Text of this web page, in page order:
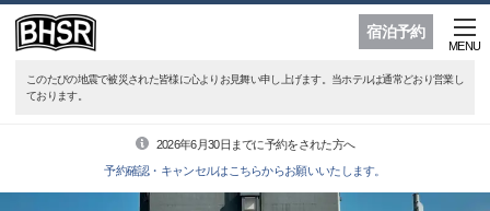
宿泊予約
MENU
このたびの地震で被災された皆様に心よりお見舞い申し上げます。当ホテルは通常どおり営業し
ております。
2026年6月30日までに予約をされた方へ
予約確認・キャンセルはこちらからお願いいたします。